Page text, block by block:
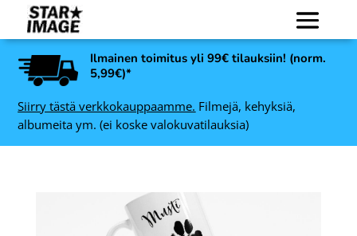
Ilmainen toimitus yli 99€ tilauksiin! (norm.
5,99€)*
Siirry tästä verkkokauppaamme. Filmejä, kehyksiä,
albumeita ym. (ei koske valokuvatilauksia)